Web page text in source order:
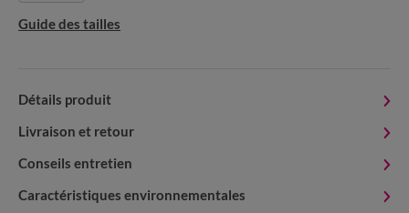
Guide des tailles
Détails produit
Livraison et retour
Conseils entretien
Caractéristiques environnementales